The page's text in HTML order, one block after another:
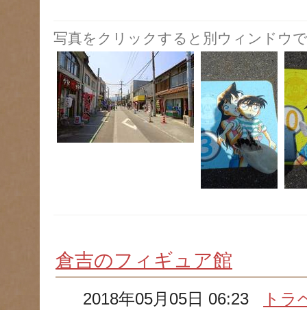
写真をクリックすると別ウィンドウ
倉吉のフィギュア館
2018年05月05日 06:23 トラ